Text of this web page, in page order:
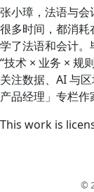
张小璋，法语与
很多时间，都消
学了法语和会计
“技术 × 业务 × 规
关注数据、AI 与
产品经理」专栏作
This work is
©